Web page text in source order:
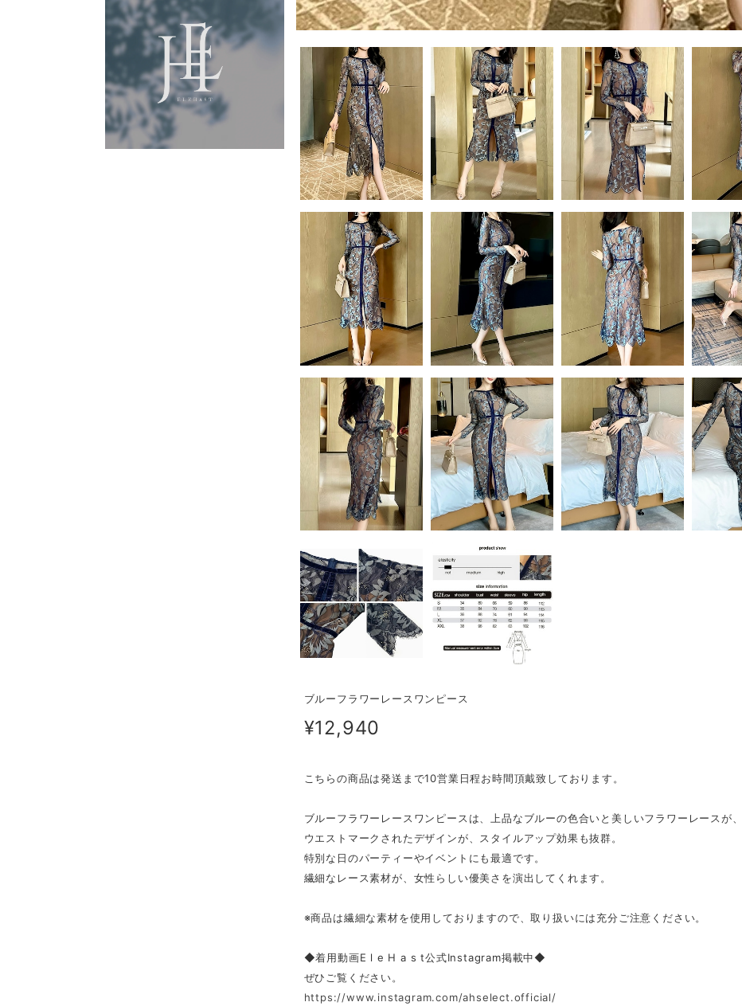
ブルーフラワーレースワンピース
¥12,940
こちらの商品は発送まで10営業日程お時間頂戴致しております。
ブルーフラワーレースワンピースは、上品なブルーの色合いと美しいフラワーレースが
ウエストマークされたデザインが、スタイルアップ効果も抜群。
特別な日のパーティーやイベントにも最適です。
繊細なレース素材が、女性らしい優美さを演出してくれます。
※商品は繊細な素材を使用しておりますので、取り扱いには充分ご注意ください。
◆着用動画E l e H a s t公式Instagram掲載中◆
ぜひご覧ください。
https://www.instagram.com/ahselect.official/